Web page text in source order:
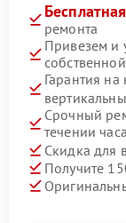
ремонта
Привезем и
Гарантия
Срочный
течении часа
Скидка для
Получите